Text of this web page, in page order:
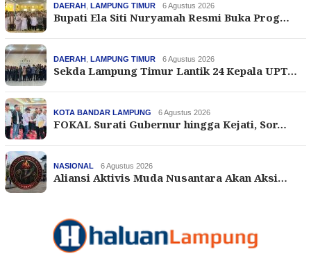
DAERAH LAMPUNG TIMUR 6 Agustus 2026
Bupati Ela Siti Nuryamah Resmi Buka Prog…
DAERAH LAMPUNG TIMUR 6 Agustus 2026
Sekda Lampung Timur Lantik 24 Kepala UPT…
KOTA BANDAR LAMPUNG 6 Agustus 2026
FOKAL Surati Gubernur hingga Kejati, Sor…
NASIONAL 6 Agustus 2026
Aliansi Aktivis Muda Nusantara Akan Aksi…